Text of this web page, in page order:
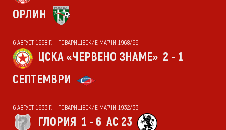
ОРЛИН
6 АВГУСТ 1968 Г. — ТОВАРИЩЕСКИЕ МАТЧИ 1968/69
ЦСКА «ЧЕРВЕНО ЗНАМЕ» 2 - 1
СЕПТЕМВРИ
6 АВГУСТ 1933 Г. — ТОВАРИЩЕСКИЕ МАТЧИ 1932/33
ГЛОРИЯ 1 - 6 АС 23